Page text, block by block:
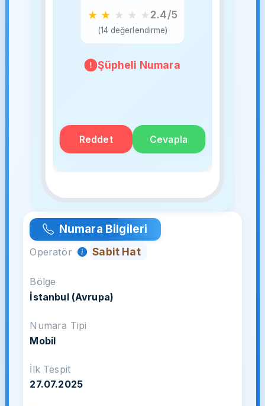
★ ★ ★ ★ ★2.4/5
(14 değerlendirme)
Şüpheli Numara
Reddet Cevapla
Numara Bilgileri
Operatör Sabit Hat
Bölge
İstanbul (Avrupa)
Numara Tipi
Mobil
İlk Tespit
27.07.2025